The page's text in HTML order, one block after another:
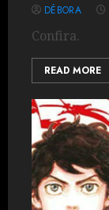
DÉBORA
Confira.
READ MORE